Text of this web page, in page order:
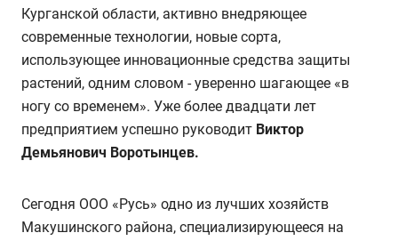
Курганской области, активно внедряющее
современные технологии, новые сорта,
использующее инновационные средства защиты
растений, одним словом - уверенно шагающее «в
ногу со временем». Уже более двадцати лет
предприятием успешно руководит Виктор
Демьянович Воротынцев.
Сегодня ООО «Русь» одно из лучших хозяйств
Макушинского района, специализирующееся на